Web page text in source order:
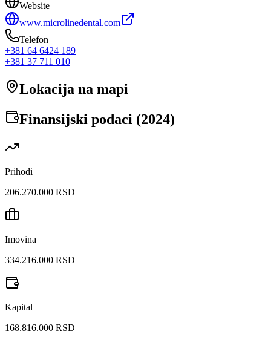
Website
www.microlinedental.com
Telefon
+381 64 6424 189
+381 37 711 010
Lokacija na mapi
Finansijski podaci (2024)
Prihodi
206.270.000 RSD
Imovina
334.216.000 RSD
Kapital
168.816.000 RSD